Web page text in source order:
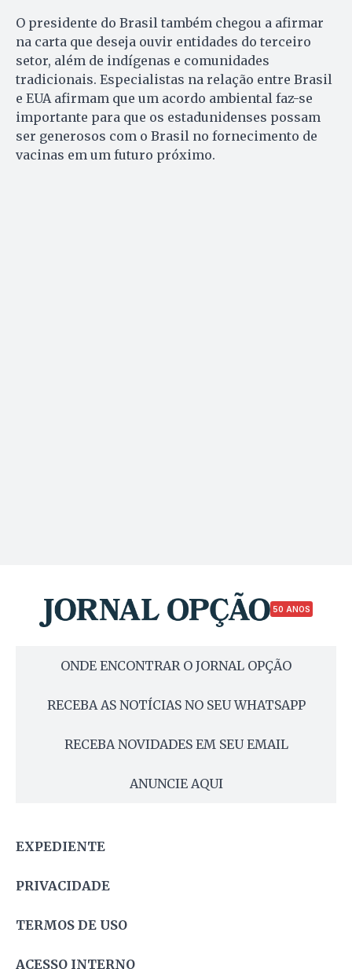
O presidente do Brasil também chegou a afirmar
na carta que deseja ouvir entidades do terceiro
setor, além de indígenas e comunidades
tradicionais. Especialistas na relação entre Brasil
e EUA afirmam que um acordo ambiental faz-se
importante para que os estadunidenses possam
ser generosos com o Brasil no fornecimento de
vacinas em um futuro próximo.
50 ANOS
ONDE ENCONTRAR O JORNAL OPÇÃO
RECEBA AS NOTÍCIAS NO SEU WHATSAPP
RECEBA NOVIDADES EM SEU EMAIL
ANUNCIE AQUI
EXPEDIENTE
PRIVACIDADE
TERMOS DE USO
ACESSO INTERNO